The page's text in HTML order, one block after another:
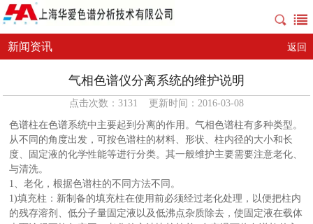
新闻资讯 返回
气相色谱仪分离系统的维护说明
点击次数：3131 更新时间：2016-03-08
色谱柱在色谱系统中主要起到分离的作用。气相色谱柱有多种类型。
从不同的角度出发，可按色谱柱的材料、形状、柱内径的大小和长
度、固定液的化学性能等进行分类。其一般维护主要需要注意老化、
与清洗。
1、老化，根据色谱柱的不同方法不同。
1)填充柱：新制备的填充柱在使用前必须经过老化处理，以便把柱内
的残存溶剂、低分子量固定液以及低沸点杂质除去，使固定液在载体